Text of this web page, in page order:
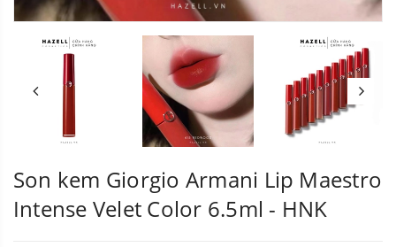
Son kem Giorgio Armani Lip Maestro
Intense Velet Color 6.5ml - HNK